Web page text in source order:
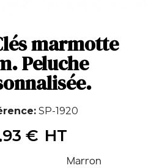
marmotte
Peluche
SP-1920
€ HT
Marron